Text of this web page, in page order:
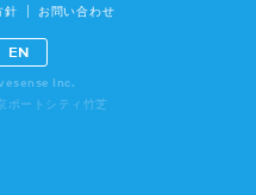
針 お問い合わせ
EN
Inc.
ポートシティ竹芝